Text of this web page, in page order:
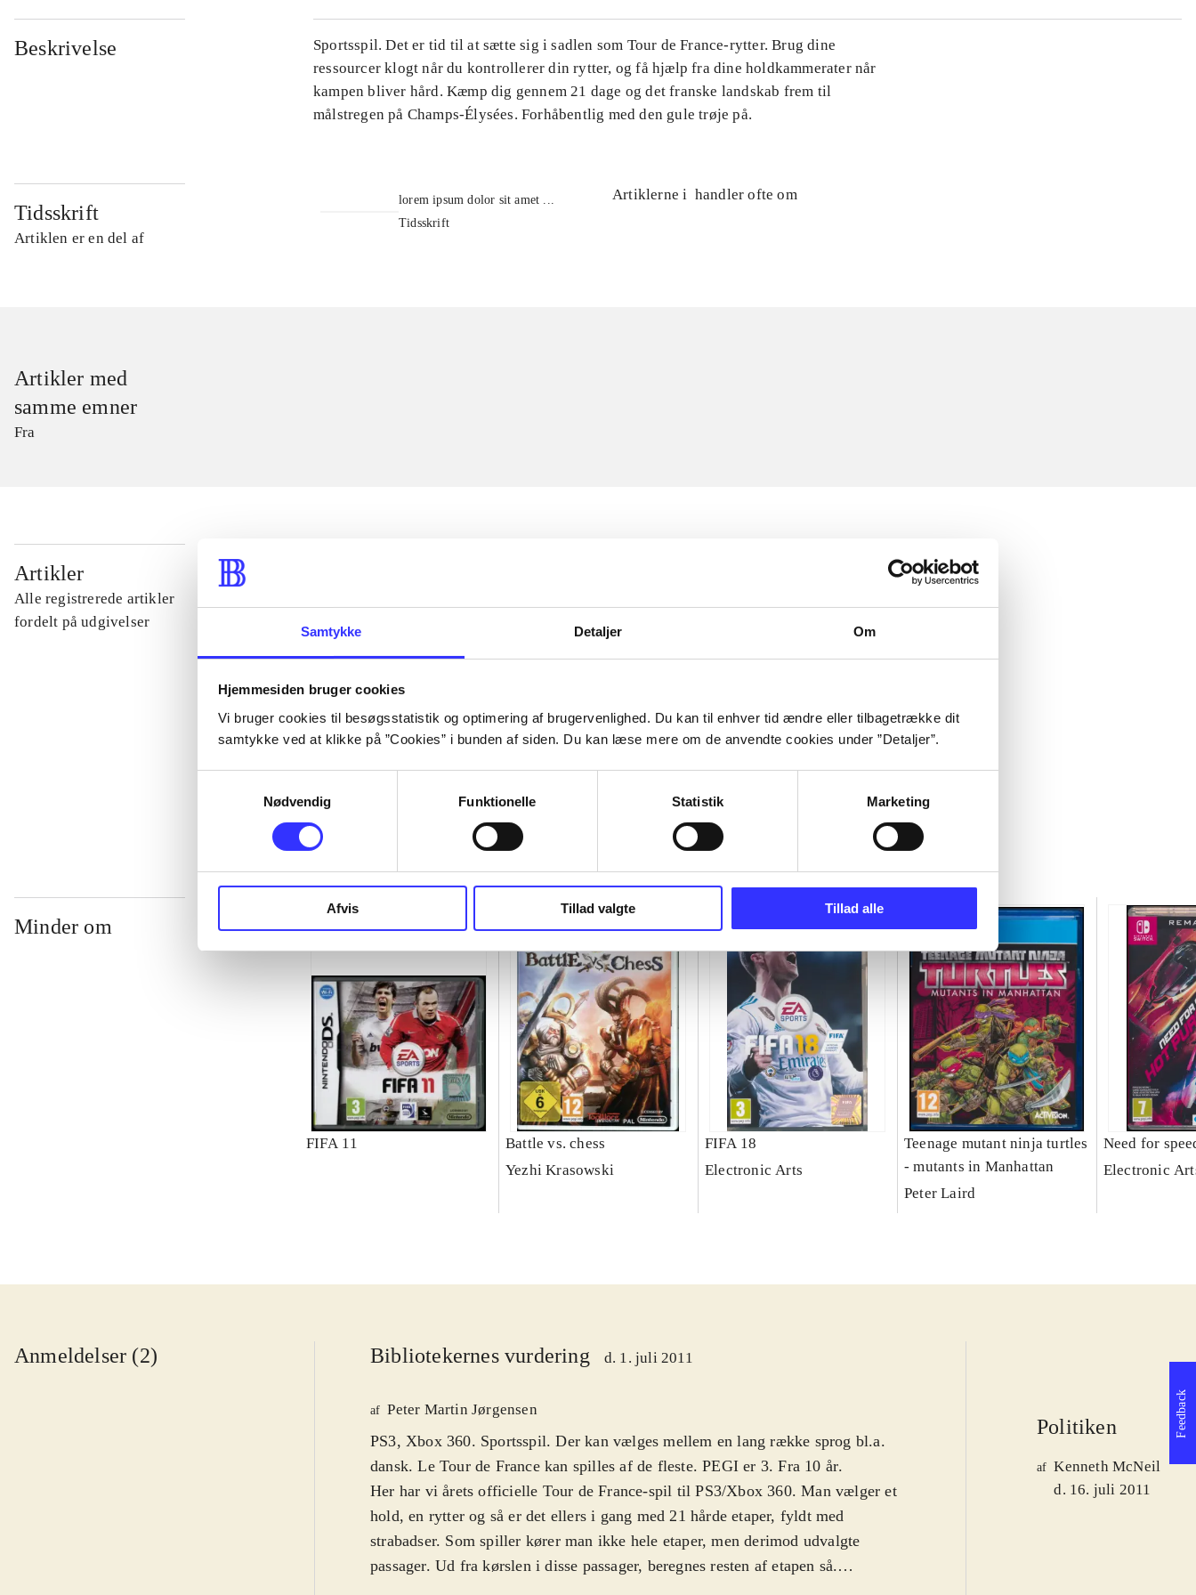
Samtykke Detaljer Om
Hjemmesiden bruger cookies
Vi bruger cookies til besøgsstatistik og optimering af brugervenlighed. Du kan til enhver tid ændre eller tilbagetrække dit
samtykke ved at klikke på ”Cookies” i bunden af siden. Du kan læse mere om de anvendte cookies under ”Detaljer”.
Nødvendig
Funktionelle Statistik Marketing
Afvis Tillad valgte Tillad alle
Beskrivelse
Sportsspil. Det er tid til at sætte sig i sadlen som Tour de France-rytter. Brug dine
ressourcer klogt når du kontrollerer din rytter, og få hjælp fra dine holdkammerater når
kampen bliver hård. Kæmp dig gennem 21 dage og det franske landskab frem til
målstregen på Champs-Élysées. Forhåbentlig med den gule trøje på.
Tidsskrift
Artiklen er en del af
lorem ipsum dolor sit amet ...
Tidsskrift
Artiklerne i handler ofte om
Artikler med
samme emner
Fra
Artikler
Alle registrerede artikler
fordelt på udgivelser
...
Minder om
FIFA 11
Battle vs. chess
Yezhi Krasowski
FIFA 18
Electronic Arts
Teenage mutant ninja turtles
- mutants in Manhattan
Peter Laird
Need for
Electronic
Anmeldelser (2) Bibliotekernes vurdering d. 1. juli 2011
af Peter Martin Jørgensen
PS3, Xbox 360. Sportsspil. Der kan vælges mellem en lang række sprog bl.a.
dansk. Le Tour de France kan spilles af de fleste. PEGI er 3. Fra 10 år.
Her har vi årets officielle Tour de France-spil til PS3/Xbox 360. Man vælger et
hold, en rytter og så er det ellers i gang med 21 hårde etaper, fyldt med
strabadser. Som spiller kører man ikke hele etaper, men derimod udvalgte
passager. Ud fra kørslen i disse passager, beregnes resten af etapen så.
Politiken
af Kenneth McNeil
d. 16. juli 2011
Feedback